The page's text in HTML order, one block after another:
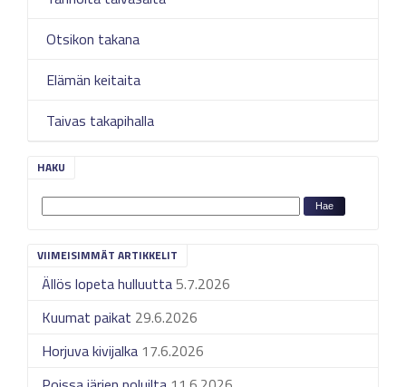
Otsikon takana
Elämän keitaita
Taivas takapihalla
HAKU
VIIMEISIMMÄT ARTIKKELIT
Ällös lopeta hulluutta5.7.2026
Kuumat paikat 29.6.2026
Horjuva kivijalka 17.6.2026